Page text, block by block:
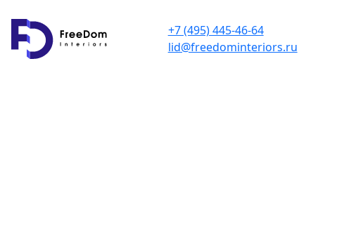
+7 (495) 445-46-64
lid@freedominteriors.ru